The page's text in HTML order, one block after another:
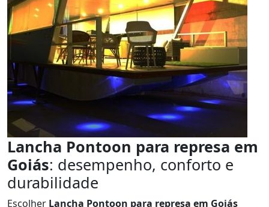
Lancha Pontoon para represa em
Goiás: desempenho, conforto e
durabilidade
Escolher Lancha Pontoon para represa em Goiás